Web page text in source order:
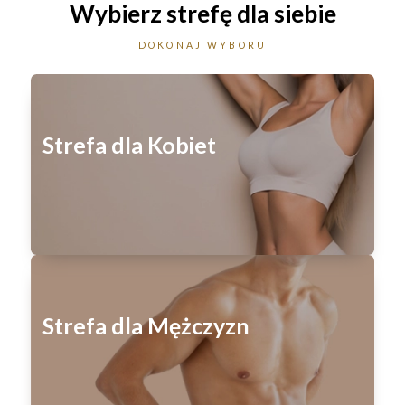
Wybierz strefędla siebie
DOKONAJ WYBORU
Strefa dla Kobiet
Strefa dla Mężczyzn